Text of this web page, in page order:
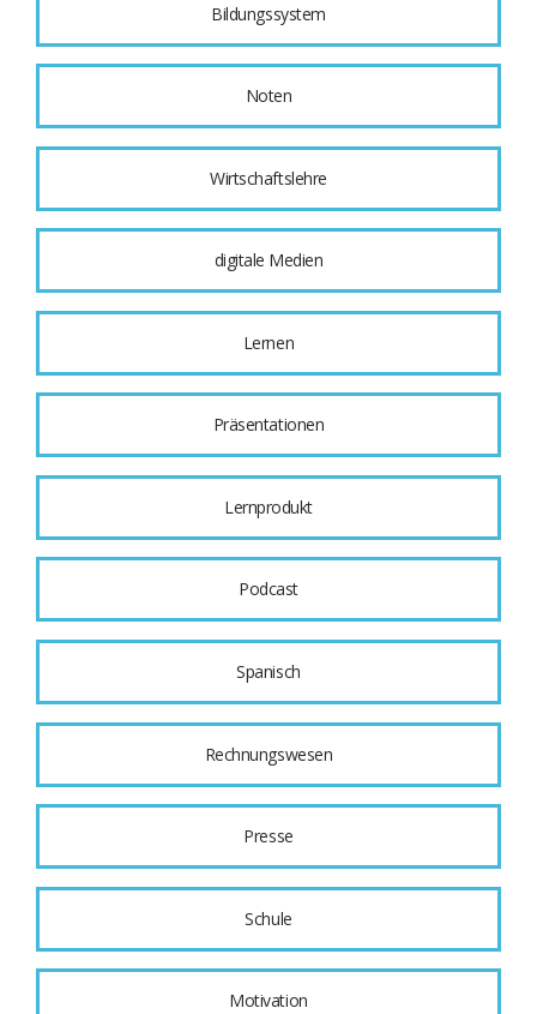
Bildungssystem
Noten
Wirtschaftslehre
digitale Medien
Lernen
Präsentationen
Lernprodukt
Podcast
Spanisch
Rechnungswesen
Presse
Schule
Motivation